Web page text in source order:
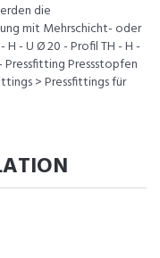
die
mit Mehrschicht- oder
- U Ø 20 - Profil TH - H -
Pressfitting Pressstopfen
> Pressfittings für